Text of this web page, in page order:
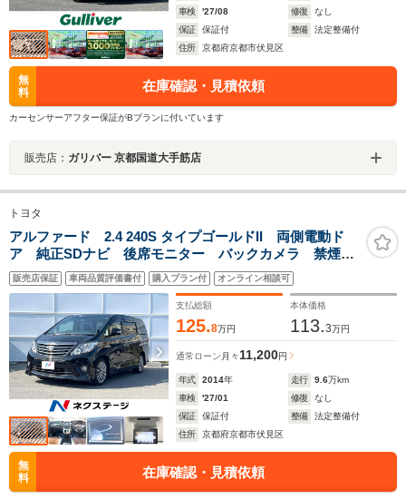
車検
'27/08 修復
なし
保証
保証付 整備
法定整備付
住所
京都府京都市伏見区
無
料
在庫確認・見積依頼
カーセンサーアフター保証がBプランに付いています
販売店： ガリバー 京都国道大手筋店
トヨタ
アルファード 2.4 240S タイプゴールドII 両側電動ド
ア 純正SDナビ 後席モニター バックカメラ 禁煙
車 電動リアゲート ハーフレザーシート コーナーセ
ンサー スマートキー HIDヘッド ビルトインETC ク
ルコン 純正18インチアルミ
販売店保証 車両品質評価書付 購入プラン付 オンライン相談可
支払総額
125.8万円
本体価格
113.3万円
通常ローン 月々 11,200円
年式 2014年 走行 9.6万km
車検
'27/01 修復
なし
保証
保証付 整備
法定整備付
住所
京都府京都市伏見区
無
料
在庫確認・見積依頼